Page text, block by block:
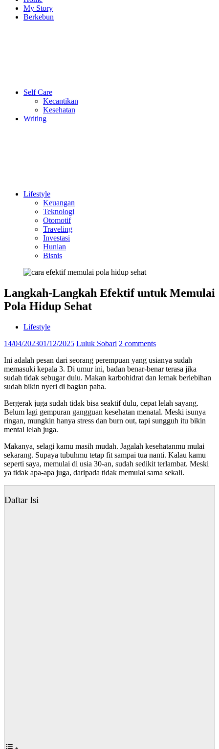
My Story
Berkebun
Self Care
Kecantikan
Kesehatan
Writing
Lifestyle
Keuangan
Teknologi
Otomotif
Traveling
Investasi
Hunian
Bisnis
Langkah-Langkah Efektif untuk Memulai
Pola Hidup Sehat
Lifestyle
14/04/202301/12/2025 Luluk Sobari 2 comments
Ini adalah pesan dari seorang perempuan yang usianya sudah
memasuki kepala 3. Di umur ini, badan benar-benar terasa jika
sudah tidak sebugar dulu. Makan karbohidrat dan lemak berlebihan
sudah bikin nyeri di bagian paha.
Bergerak juga sudah tidak bisa seaktif dulu, cepat lelah sayang.
Belum lagi gempuran gangguan kesehatan menatal. Meski isunya
ringan, mungkin hanya stress dan burn out, tapi sungguh itu bikin
mental lelah juga.
Makanya, selagi kamu masih mudah. Jagalah kesehatanmu mulai
sekarang. Supaya tubuhmu tetap fit sampai tua nanti. Kalau kamu
seperti saya, memulai di usia 30-an, sudah sedikit terlambat. Meski
ya tidak apa-apa juga, daripada tidak memulai sama sekali.
Daftar Isi